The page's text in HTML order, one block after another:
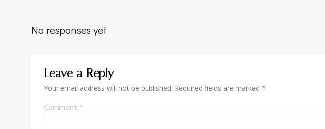
No responses yet
Leave a Reply
Your email address will not be published. Required fields are marked *
Comment *